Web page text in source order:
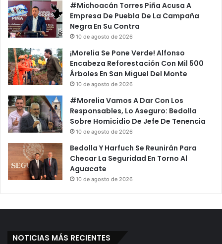
#Michoacán Torres Piña Acusa A
Empresa De Puebla De La Campaña
Negra En Su Contra
10 de agosto de 2026
¡Morelia Se Pone Verde! Alfonso
Encabeza Reforestación Con Mil 500
Árboles En San Miguel Del Monte
10 de agosto de 2026
#Morelia Vamos A Dar Con Los
Responsables, Lo Aseguro: Bedolla
Sobre Homicidio De Jefe De Tenencia
10 de agosto de 2026
Bedolla Y Harfuch Se Reunirán Para
Checar La Seguridad En Torno Al
Aguacate
10 de agosto de 2026
NOTICIAS MÁS RECIENTES